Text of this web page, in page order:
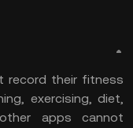
record their fitness
exercising, diet,
apps cannot